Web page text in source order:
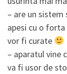
– are un
apesi cu o
vor fi curate
– aparatul vine
va fi usor de